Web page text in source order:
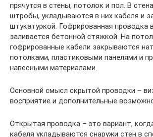
прячутся в стены, потолок и пол. В
штробы, укладываются в них кабеля и
штукатуркой. Гофрированная проводка
заливается бетонной стяжкой. На
гофрированные кабели закрываются
потолками, пластиковыми панелями и
навесными материалами.
Основной смысл скрытой проводки –
восприятие и дополнительные
Открытая проводка – это вариант,
кабеля укладываются снаружи стен в